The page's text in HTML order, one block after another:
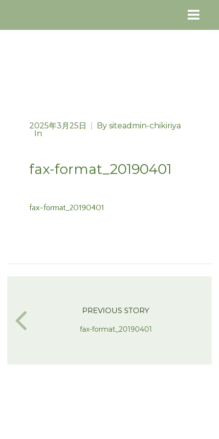
2025年3月25日 By siteadmin-chikiriya
In
fax-format_20190401
fax-format_20190401
PREVIOUS STORY
fax-format_20190401